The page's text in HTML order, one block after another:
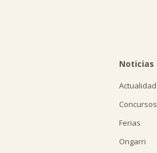
Noticias
Actualidad
Concursos
Ferias
Ongarri